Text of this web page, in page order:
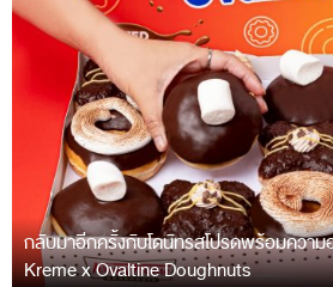
กลับมาอีกครั้งกับโดนัทรสโปรดพร้อมความ
Kreme x Ovaltine Doughnuts